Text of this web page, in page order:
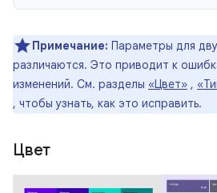
Примечание: Параметры для
различаются. Это приводит к
изменений. См. разделы «Цвет» ,
, чтобы узнать, как это исправить.
Цвет